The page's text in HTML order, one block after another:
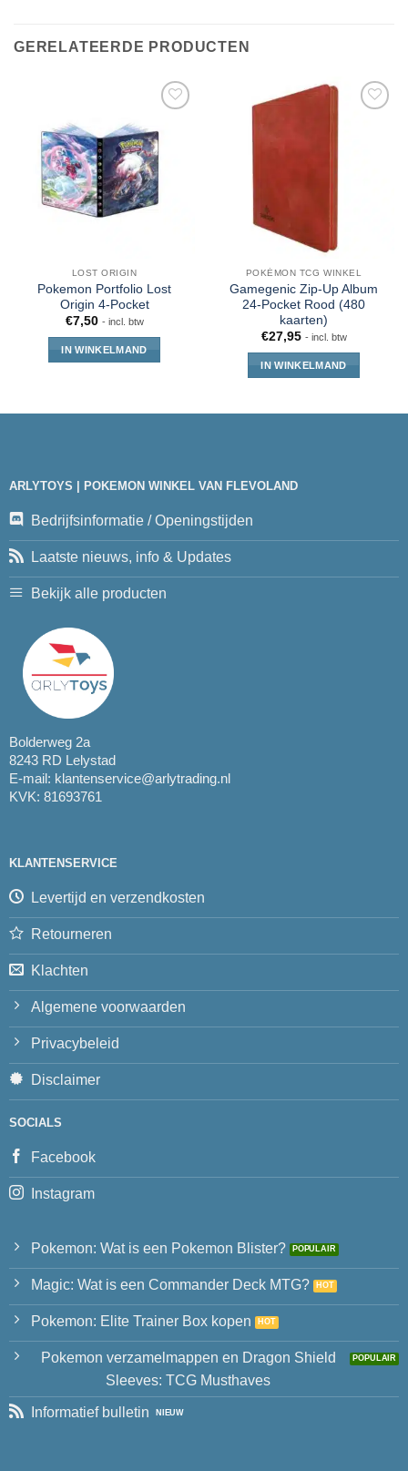
GERELATEERDE PRODUCTEN
LOST ORIGIN
Pokemon Portfolio Lost
Origin 4-Pocket
€7,50 - incl. btw
IN WINKELMAND
POKÉMON TCG WINKEL
Gamegenic Zip-Up Album
24-Pocket Rood (480
kaarten)
€27,95 - incl. btw
IN WINKELMAND
ARLYTOYS | POKEMON WINKEL VAN FLEVOLAND
Bedrijfsinformatie / Openingstijden
Laatste nieuws, info & Updates
Bekijk alle producten
Bolderweg 2a
8243 RD Lelystad
E-mail: klantenservice@arlytrading.nl
KVK: 81693761
KLANTENSERVICE
Levertijd en verzendkosten
Retourneren
Klachten
Algemene voorwaarden
Privacybeleid
Disclaimer
SOCIALS
Facebook
Instagram
Pokemon: Wat is een Pokemon Blister?
Magic: Wat is een Commander Deck MTG?
Pokemon: Elite Trainer Box kopen
Pokemon verzamelmappen en Dragon Shield
Sleeves: TCG Musthaves
Informatief bulletin